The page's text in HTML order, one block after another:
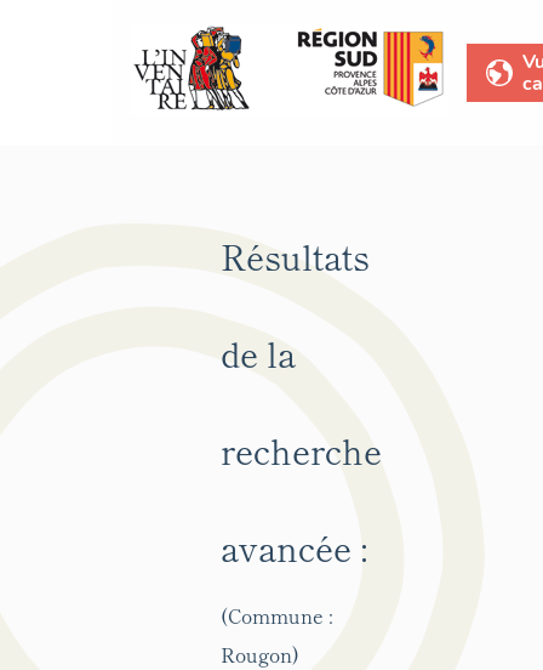
Résultats
de la
recherche
avancée :
(Commune :
Rougon)